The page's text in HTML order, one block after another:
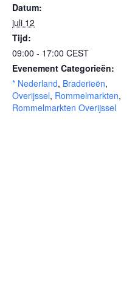
Datum:
juli 12
Tijd:
09:00 - 17:00 CEST
Evenement Categorieën:
* Nederland, Braderieën,
Overijssel, Rommelmarkten,
Rommelmarkten Overijssel